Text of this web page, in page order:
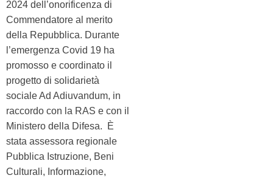
2024 dell’onorificenza di
Commendatore al merito
della Repubblica. Durante
l’emergenza Covid 19 ha
promosso e coordinato il
progetto di solidarietà
sociale Ad Adiuvandum, in
raccordo con la RAS e con il
Ministero della Difesa. È
stata assessora regionale
Pubblica Istruzione, Beni
Culturali, Informazione,